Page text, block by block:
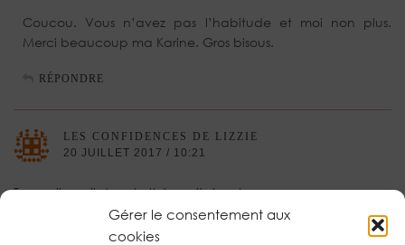
Gérer le consentement aux
cookies
Coucou. Vous n’avez pas l’habitude et moi non plus.
Merci beaucoup ma Karine. Gros bisous.
RÉPONDRE
LES CONFIDENCES DE LIZZIE
20 JUILLET 2017 / 10:21
Tu es pile poil dans le thème, j’aime beaucoup.
Ca te va bien 😀